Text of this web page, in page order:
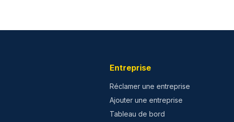
Entreprise
Réclamer une entreprise
Ajouter une entreprise
Tableau de bord